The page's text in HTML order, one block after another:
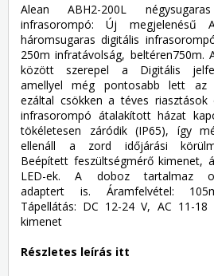
Alean ABH2-200L
infrasorompó: Új megjelenésű
háromsugaras digitális
250m infratávolság, beltéren750m.
között szerepel a Digitális
amellyel még pontosabb lett az
ezáltal csökken a téves riasztások
infrasorompó átalakított házat
tökéletesen záródik (IP65), így
ellenáll a zord időjárási
Beépített feszültségmérő kimenet,
LED-ek. A doboz tartalmaz
adaptert is. Áramfelvétel:
Tápellátás: DC 12-24 V, AC 11-18
kimenet
Részletes leírás itt